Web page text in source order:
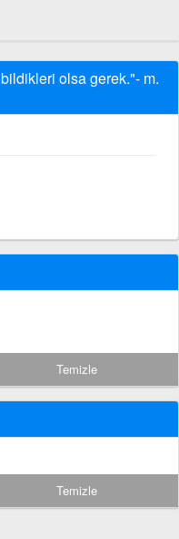
olsa gerek."- m.
Temizle
Temizle